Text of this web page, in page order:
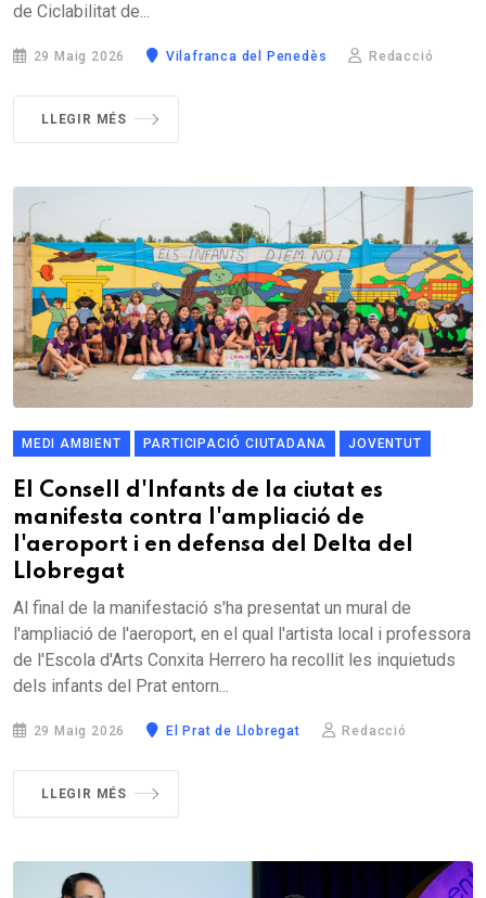
de Ciclabilitat de...
29 Maig 2026 Vilafranca del Penedès Redacció
LLEGIR MÉS
MEDI AMBIENT PARTICIPACIÓ CIUTADANA JOVENTUT
El Consell d'Infants de la ciutat es
manifesta contra l'ampliació de
l'aeroport i en defensa del Delta del
Llobregat
Al final de la manifestació s'ha presentat un mural de
l'ampliació de l'aeroport, en el qual l'artista local i professora
de l'Escola d'Arts Conxita Herrero ha recollit les inquietuds
dels infants del Prat entorn...
29 Maig 2026 El Prat de Llobregat Redacció
LLEGIR MÉS